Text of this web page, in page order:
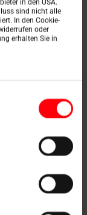
in den USA.
sind nicht alle
In den Cookie-
oder
erhalten Sie in
výlez
strešného